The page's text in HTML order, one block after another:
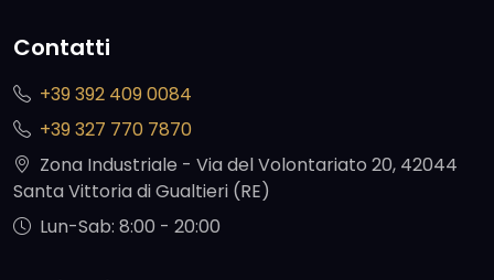
Contatti
+39 392 409 0084
+39 327 770 7870
Zona Industriale - Via del Volontariato 20, 42044
Santa Vittoria di Gualtieri (RE)
Lun-Sab: 8:00 - 20:00